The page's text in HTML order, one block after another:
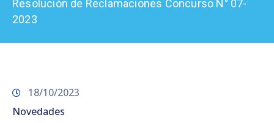
Prensa
Resolución de Reclamaciones Concurso N° 07-
2023
18/10/2023
Novedades